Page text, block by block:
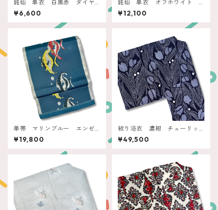
銘仙 単衣 白黒赤 ダイヤ
クロスドット
¥6,600
銘仙 単衣 オフホワイト
赤い四角と抽象フラワー
¥12,100
単帯 マリンブルー エンゼ
ルフィッシュ
¥19,800
絞り浴衣 濃紺 チューリッ
プ
¥49,500